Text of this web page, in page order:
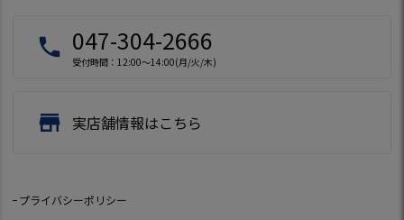
local_phone 047-304-2666
受付時間：12:00～14:00(月/火/木)
store 実店舗情報はこちら
プライバシーポリシー